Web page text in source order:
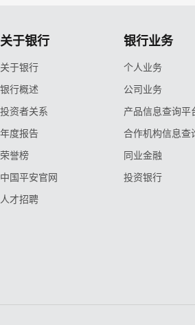
关于银行
关于银行
银行概述
投资者关系
年度报告
荣誉榜
中国平安官网
人才招聘
银行业务
个人业务
公司业务
产品信息查询平
合作机构信息查
同业金融
投资银行